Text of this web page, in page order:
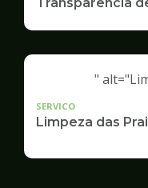
"
SERVICO
Limpeza das